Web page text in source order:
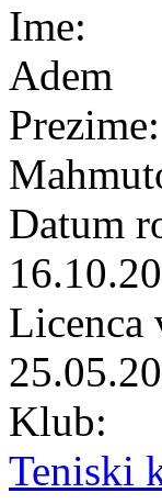
Ime:
Adem
Prezime:
Datum
Licenca
Klub:
Teniski